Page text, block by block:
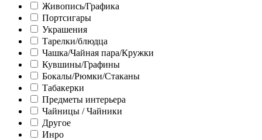
Живопись/Графика
Портсигары
Украшения
Тарелки/блюдца
Чашка/Чайная пара/Кружки
Кувшины/Графины
Бокалы/Рюмки/Стаканы
Табакерки
Предметы интерьера
Чайницы / Чайники
Другое
Инро